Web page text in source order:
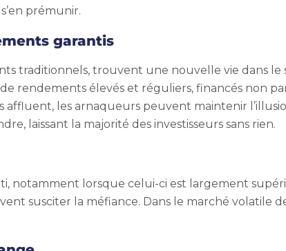
prémunir.
garantis
traditionnels, trouvent une nouvelle vie dans le
rendements élevés et réguliers, financés non
les arnaqueurs peuvent maintenir
laissant la majorité des investisseurs sans rien.
notamment lorsque celui-ci est largement
susciter la méfiance. Dans le marché volatile